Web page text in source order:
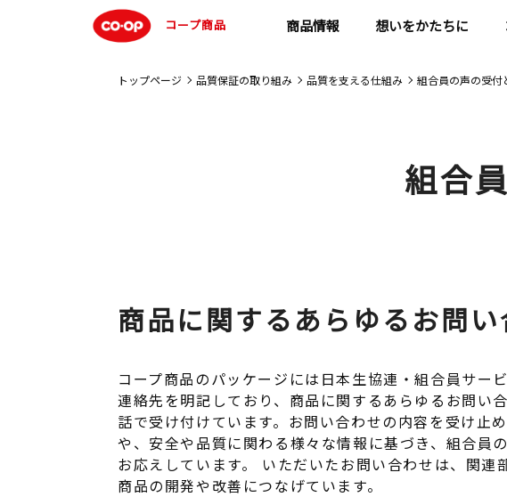
コープ商品 商品情報 想いをかたちに
トップページ 品質保証の取り組み 品質を支える仕組み 組合員の声の受付
組合
商品に関するあらゆるお問
コープ商品のパッケージには日本生協連・組合員サー
連絡先を明記しており、商品に関するあらゆるお問い
話で受け付けています。お問い合わせの内容を受け止
や、安全や品質に関わる様々な情報に基づき、組合員
お応えしています。 いただいたお問い合わせは、関連
商品の開発や改善につなげています。